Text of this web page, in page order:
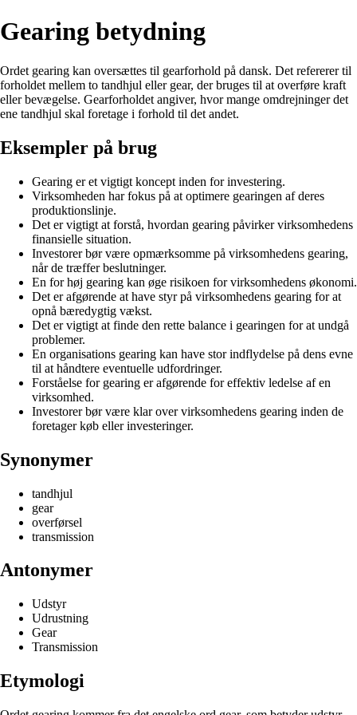
Gearing betydning
Ordet gearing kan oversættes til gearforhold på dansk. Det refererer til
forholdet mellem to tandhjul eller gear, der bruges til at overføre kraft
eller bevægelse. Gearforholdet angiver, hvor mange omdrejninger det
ene tandhjul skal foretage i forhold til det andet.
Eksempler på brug
Gearing er et vigtigt koncept inden for investering.
Virksomheden har fokus på at optimere gearingen af deres
produktionslinje.
Det er vigtigt at forstå, hvordan gearing påvirker virksomhedens
finansielle situation.
Investorer bør være opmærksomme på virksomhedens gearing,
når de træffer beslutninger.
En for høj gearing kan øge risikoen for virksomhedens økonomi.
Det er afgørende at have styr på virksomhedens gearing for at
opnå bæredygtig vækst.
Det er vigtigt at finde den rette balance i gearingen for at undgå
problemer.
En organisations gearing kan have stor indflydelse på dens evne
til at håndtere eventuelle udfordringer.
Forståelse for gearing er afgørende for effektiv ledelse af en
virksomhed.
Investorer bør være klar over virksomhedens gearing inden de
foretager køb eller investeringer.
Synonymer
tandhjul
gear
overførsel
transmission
Antonymer
Udstyr
Udrustning
Gear
Transmission
Etymologi